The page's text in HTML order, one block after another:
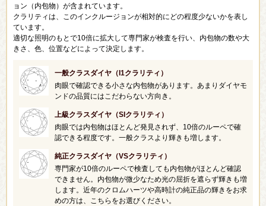
ョン（内包物）が含まれています。
クラリティは、このインクルージョンが相対的にどの程度少ないかを表し
ています。
適切な照明のもとで10倍に拡大して専門家が検査を行い、内包物の数や大
きさ、色、位置などによって決定します。
一般クラスダイヤ（I1クラリティ）
肉眼で確認できる小さな内包物があります。あまりダイヤモ
ンドの品質にはこだわらない方向き。
上級クラスダイヤ（SIクラリティ）
肉眼では内包物はほとんど発見されず、10倍のルーペで確
認できる程度です。一般クラスより輝きも増します。
純正クラスダイヤ（VSクラリティ）
専門家が10倍のルーペで検査しても内包物がほとんど確認
できません。内包物が微少なため光の屈折を遮らず輝きも増
します。近年のクロムハーツや高時計の純正品の輝きをお求
めの方は、こちらをお選びください。